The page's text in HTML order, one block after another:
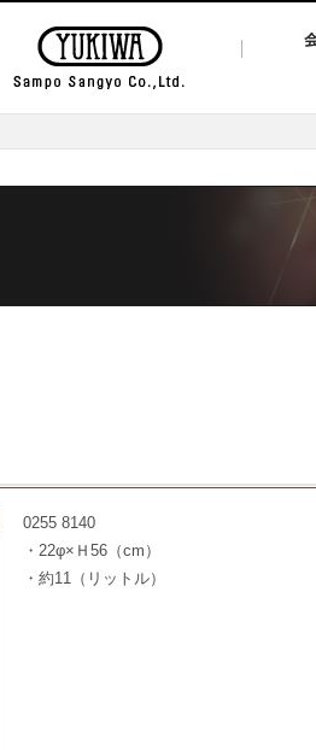
0255 8140
・22φ×Ｈ56（cm）
・約11（リットル）